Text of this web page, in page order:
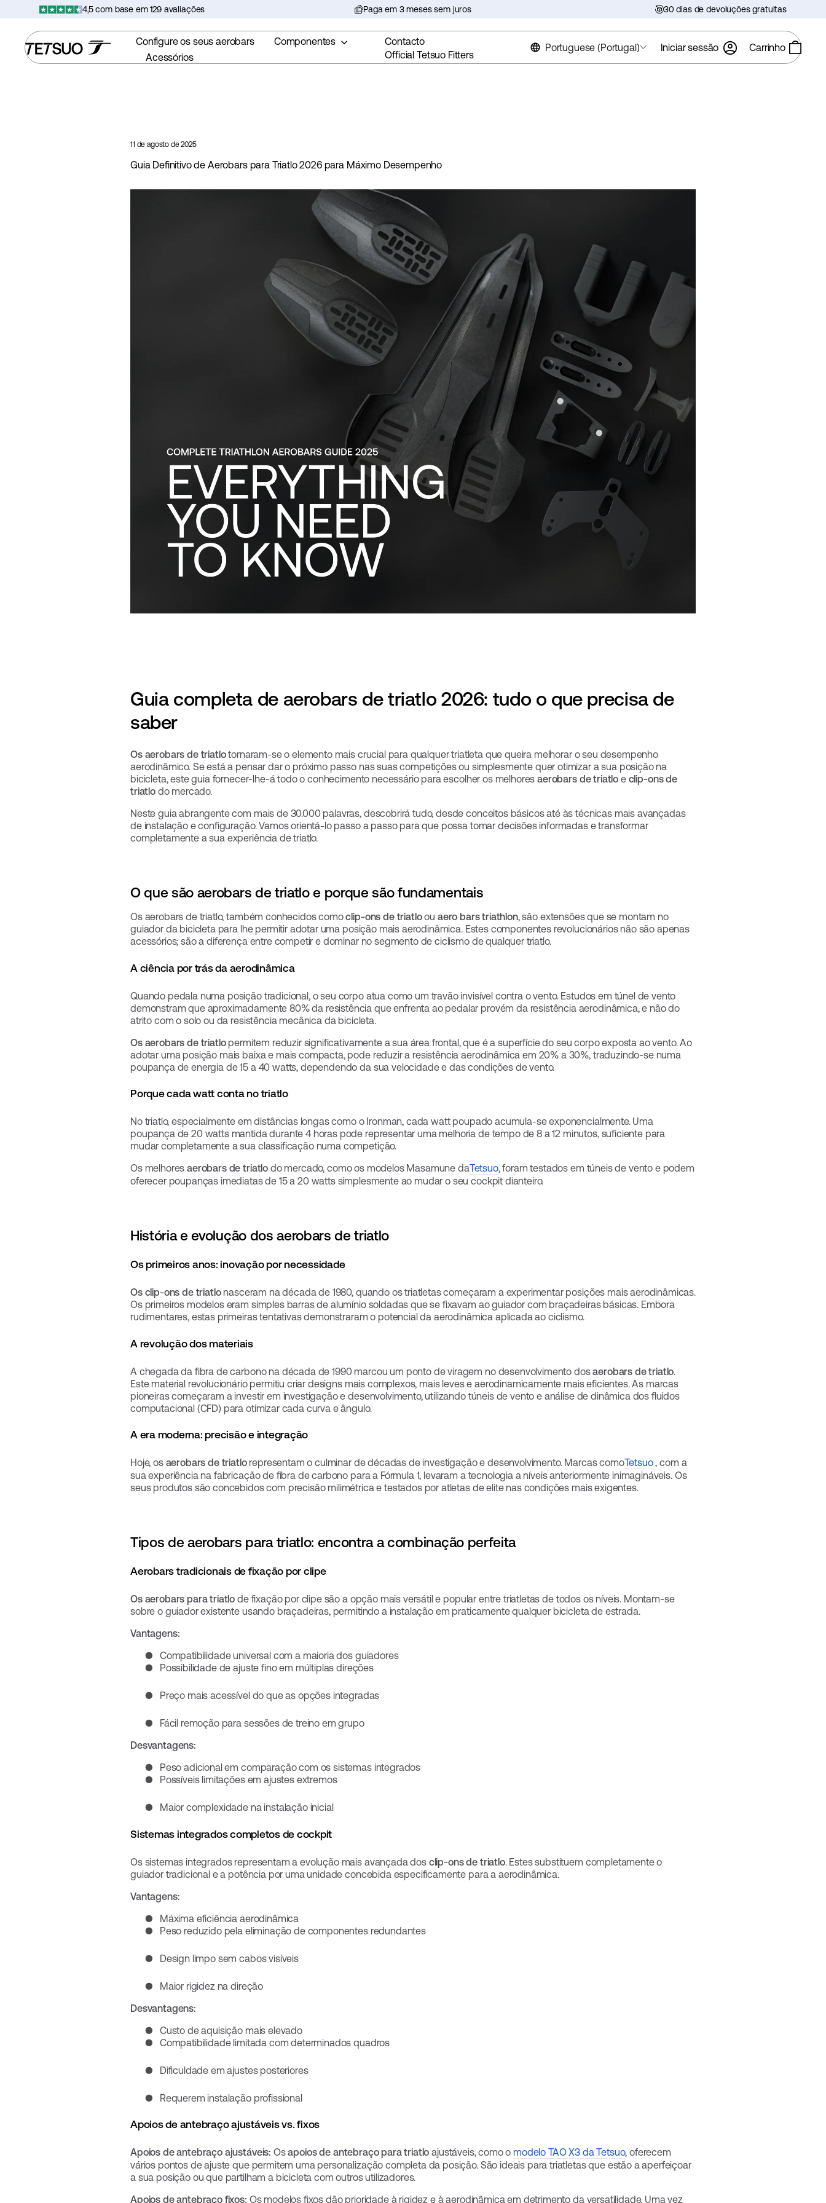
conteúdo
apresentação
de
slides
4,5 com base em 129 avaliações Paga em 3 meses sem juros 30 dias de devoluções gratuitas
Configure os seus aerobars
Componentes
Acessórios
Contacto
Official Tetsuo Fitters
Portuguese (Portugal) Iniciar sessão Carrinho
11 de agosto de 2025
Guia Definitivo de Aerobars para Triatlo 2026 para Máximo Desempenho
Guia completa de aerobars de triatlo 2026: tudo o que precisa de
saber
Os aerobars de triatlotornaram-se o elemento mais crucial para qualquer triatleta que queira melhorar o seu desempenho
aerodinâmico. Se está a pensar dar o próximo passo nas suas competições ou simplesmente quer otimizar a sua posição na
bicicleta, este guia fornecer-lhe-á todo o conhecimento necessário para escolher os melhoresaerobars de triatlo e clip-ons de
triatlodo mercado.
Neste guia abrangente com mais de 30.000 palavras, descobrirá tudo, desde conceitos básicos até às técnicas mais avançadas
de instalação e configuração. Vamos orientá-lo passo a passo para que possa tomar decisões informadas e transformar
completamente a sua experiência de triatlo.
O que são aerobars de triatlo e porque são fundamentais
Os aerobars de triatlo, também conhecidos comoclip-ons de triatloou aero bars triathlon, são extensões que se montam no
guiador da bicicleta para lhe permitir adotar uma posição mais aerodinâmica. Estes componentes revolucionários não são apenas
acessórios; são a diferença entre competir e dominar no segmento de ciclismo de qualquer triatlo.
A ciência por trás da aerodinâmica
Quando pedala numa posição tradicional, o seu corpo atua como um travão invisível contra o vento. Estudos em túnel de vento
demonstram que aproximadamente 80% da resistência que enfrenta ao pedalar provém da resistência aerodinâmica, e não do
atrito com o solo ou da resistência mecânica da bicicleta.
Os aerobars de triatlopermitem reduzir significativamente a sua área frontal, que é a superfície do seu corpo exposta ao vento. Ao
adotar uma posição mais baixa e mais compacta, pode reduzir a resistência aerodinâmica em 20% a 30%, traduzindo-se numa
poupança de energia de 15 a 40 watts, dependendo da sua velocidade e das condições de vento.
Porque cada watt conta no triatlo
No triatlo, especialmente em distâncias longas como o Ironman, cada watt poupado acumula-se exponencialmente. Uma
poupança de 20 watts mantida durante 4 horas pode representar uma melhoria de tempo de 8 a 12 minutos, suficiente para
mudar completamente a sua classificação numa competição.
Os melhoresaerobars de triatlo do mercado, como os modelos Masamune daTetsuo, foram testados em túneis de vento e podem
oferecer poupanças imediatas de 15 a 20 watts simplesmente ao mudar o seu cockpit dianteiro.
História e evolução dos aerobars de triatlo
Os primeiros anos: inovação por necessidade
Os clip-ons de triatlonasceram na década de 1980, quando os triatletas começaram a experimentar posições mais aerodinâmicas.
Os primeiros modelos eram simples barras de alumínio soldadas que se fixavam ao guiador com braçadeiras básicas. Embora
rudimentares, estas primeiras tentativas demonstraram o potencial da aerodinâmica aplicada ao ciclismo.
A revolução dos materiais
A chegada da fibra de carbono na década de 1990 marcou um ponto de viragem no desenvolvimento dosaerobars de triatlo.
Este material revolucionário permitiu criar designs mais complexos, mais leves e aerodinamicamente mais eficientes. As marcas
pioneiras começaram a investir em investigação e desenvolvimento, utilizando túneis de vento e análise de dinâmica dos fluidos
computacional (CFD) para otimizar cada curva e ângulo.
A era moderna: precisão e integração
Hoje, os aerobars de triatlorepresentam o culminar de décadas de investigação e desenvolvimento. Marcas comoTetsuo, com a
sua experiência na fabricação de fibra de carbono para a Fórmula 1, levaram a tecnologia a níveis anteriormente inimagináveis. Os
seus produtos são concebidos com precisão milimétrica e testados por atletas de elite nas condições mais exigentes.
Tipos de aerobars para triatlo: encontra a combinação perfeita
Aerobars tradicionais de fixação por clipe
Os aerobars para triatlo de fixação por clipe são a opção mais versátil e popular entre triatletas de todos os níveis. Montam-se
sobre o guiador existente usando braçadeiras, permitindo a instalação em praticamente qualquer bicicleta de estrada.
Vantagens:
●
Compatibilidade universal com a maioria dos guiadores
●
Possibilidade de ajuste fino em múltiplas direções
● Preço mais acessível do que as opções integradas
●
Fácil remoção para sessões de treino em grupo
Desvantagens:
●
Peso adicional em comparação com os sistemas integrados
●
Possíveis limitações em ajustes extremos
● Maior complexidade na instalação inicial
Sistemas integrados completos de cockpit
Os sistemas integrados representam a evolução mais avançada dos clip-ons de triatlo. Estes substituem completamente o
guiador tradicional e a potência por uma unidade concebida especificamente para a aerodinâmica.
Vantagens:
●
Máxima eficiência aerodinâmica
●
Peso reduzido pela eliminação de componentes redundantes
● Design limpo sem cabos visíveis
●
Maior rigidez na direção
Desvantagens:
●
Custo de aquisição mais elevado
●
Compatibilidade limitada com determinados quadros
● Dificuldade em ajustes posteriores
● Requerem instalação profissional
Apoios de antebraço ajustáveis vs. fixos
Apoios de antebraço ajustáveis: Osapoios de antebraço para triatlo ajustáveis, como omodelo TAO X3 da Tetsuo, oferecem
vários pontos de ajuste que permitem uma personalização completa da posição. São ideais para triatletas que estão a aperfeiçoar
a sua posição ou que partilham a bicicleta com outros utilizadores.
Apoios de antebraço fixos: Os modelos fixos dão prioridade à rigidez e à aerodinâmica em detrimento da versatilidade. Uma vez